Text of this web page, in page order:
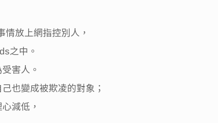
放上網指控別人，
之中。
害人。
也變成被欺凌的對象；
減低，